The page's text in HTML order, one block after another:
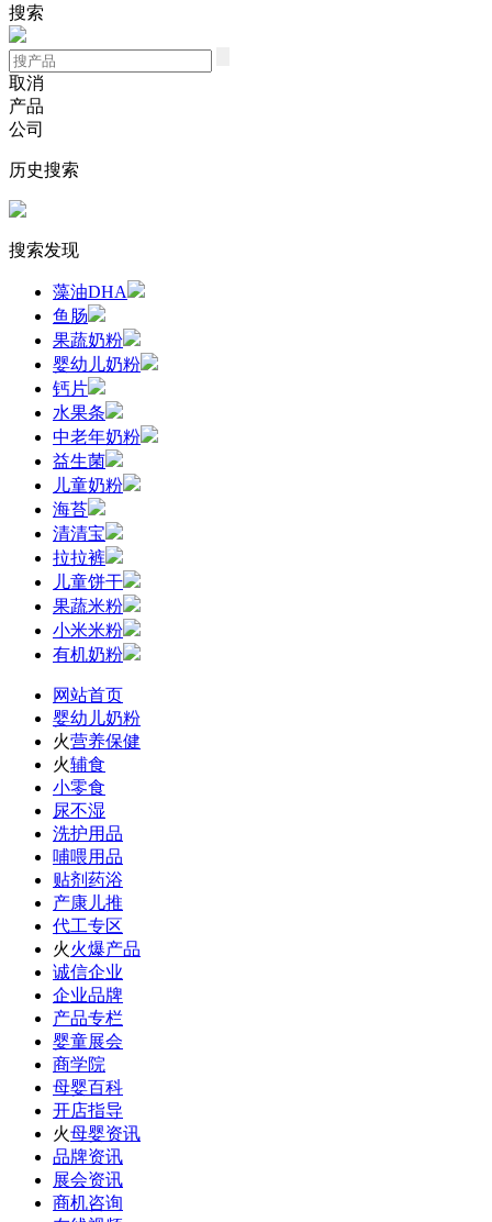
搜索
取消
产品
公司
历史搜索
搜索发现
藻油DHA
鱼肠
果蔬奶粉
婴幼儿奶粉
钙片
水果条
中老年奶粉
益生菌
儿童奶粉
海苔
清清宝
拉拉裤
儿童饼干
果蔬米粉
小米米粉
有机奶粉
网站首页
婴幼儿奶粉
火营养保健
火辅食
小零食
尿不湿
洗护用品
哺喂用品
贴剂药浴
产康儿推
代工专区
火火爆产品
诚信企业
企业品牌
产品专栏
婴童展会
商学院
母婴百科
开店指导
火母婴资讯
品牌资讯
展会资讯
商机咨询